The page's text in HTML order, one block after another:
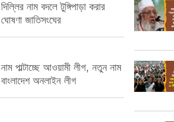
দিল্লির নাম বদলে টুঙ্গিপাড়া করার
ঘোষণা জাতিসংঘের
নাম পাল্টাচ্ছে আওয়ামী লীগ, নতুন নাম
বাংলাদেশ অনলাইন লীগ